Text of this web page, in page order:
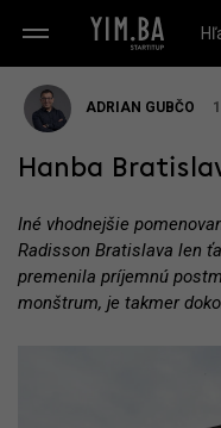
ADRIAN GUBČO
Hanba
Iné vhodnejšie
Radisson Bratislava len
premenila príjemnú
monštrum, je takmer